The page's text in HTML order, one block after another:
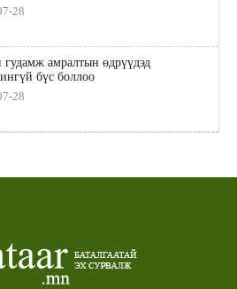
28
амралтын өдрүүдэд
бүс боллоо
28